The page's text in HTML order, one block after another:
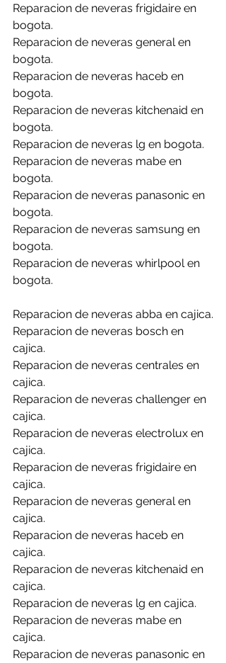
Reparacion de neveras frigidaire en
bogota.
Reparacion de neveras general en
bogota.
Reparacion de neveras haceb en
bogota.
Reparacion de neveras kitchenaid en
bogota.
Reparacion de neveras lg en bogota.
Reparacion de neveras mabe en
bogota.
Reparacion de neveras panasonic en
bogota.
Reparacion de neveras samsung en
bogota.
Reparacion de neveras whirlpool en
bogota.
Reparacion de neveras abba en cajica.
Reparacion de neveras bosch en
cajica.
Reparacion de neveras centrales en
cajica.
Reparacion de neveras challenger en
cajica.
Reparacion de neveras electrolux en
cajica.
Reparacion de neveras frigidaire en
cajica.
Reparacion de neveras general en
cajica.
Reparacion de neveras haceb en
cajica.
Reparacion de neveras kitchenaid en
cajica.
Reparacion de neveras lg en cajica.
Reparacion de neveras mabe en
cajica.
Reparacion de neveras panasonic en